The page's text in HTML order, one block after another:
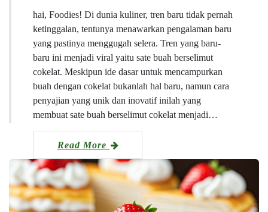
hai, Foodies! Di dunia kuliner, tren baru tidak pernah
ketinggalan, tentunya menawarkan pengalaman baru
yang pastinya menggugah selera. Tren yang baru-
baru ini menjadi viral yaitu sate buah berselimut
cokelat. Meskipun ide dasar untuk mencampurkan
buah dengan cokelat bukanlah hal baru, namun cara
penyajian yang unik dan inovatif inilah yang
membuat sate buah berselimut cokelat menjadi…
Read More